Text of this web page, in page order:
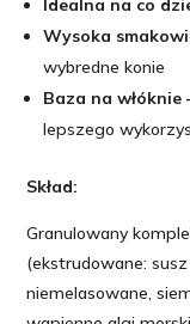
Idealna na co
Wysoka
wybredne konie
Baza na włóknie
lepszego
Skład:
Granulowany
(ekstrudowane: susz
niemelasowane,